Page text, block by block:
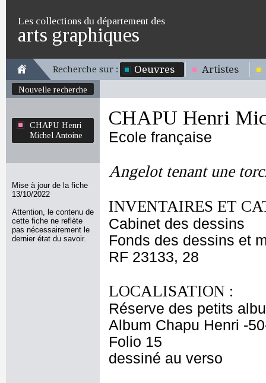
Les collections du département des
arts graphiques
Recherche sur : Oeuvres Artistes
Nouvelle recherche
CHAPU Henri
Michel Antoine
Mise à jour de la fiche
13/10/2022
Attention, le contenu de
cette fiche ne reflète
pas nécessairement le
dernier état du savoir.
CHAPU Henri
Ecole française
Angelot tenant une
INVENTAIRES ET
Cabinet des dessins
Fonds des dessins et
RF 23133, 28
LOCALISATION :
Réserve des petits
Album Chapu Henri -
Folio 15
dessiné au verso